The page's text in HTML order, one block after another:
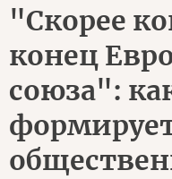
"Скорее
конец
союза":